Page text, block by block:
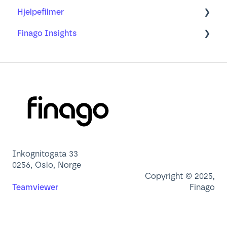
Ofte stilte spørsmål
Min profil
Brukeradministrasjon
Hjelpefilmer
Nettleser
Finago Insights
Inkognitogata 33
0256, Oslo, Norge
Teamviewer
Copyright © 2025,
Finago